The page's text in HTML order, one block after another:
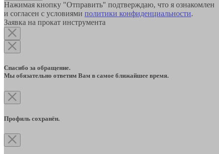
Нажимая кнопку "Отправить" подтверждаю, что я ознакомлен
и согласен с условиями политики конфиденциальности.
Заявка на прокат инструмента
Спасибо за обращение.
Мы обязательно ответим Вам в самое ближайшее время.
Профиль сохранён.